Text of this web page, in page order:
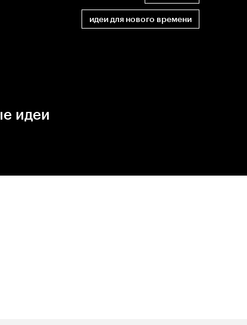
идеи для нового времени
идеи